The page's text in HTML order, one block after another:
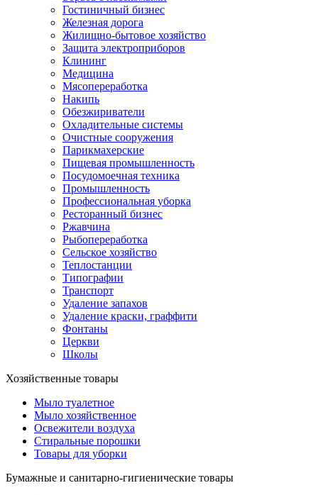
Гостиничный бизнес
Железная дорога
Жилищно-бытовое хозяйство
Защита электроприборов
Клининг
Медицина
Мясопереработка
Накипь
Обезжириватели
Охладительные системы
Очистные сооружения
Парикмахерские
Пищевая промышленность
Посудомоечная техника
Промышленность
Профессиональная уборка
Ресторанный бизнес
Ржавчина
Рыбопереработка
Сельское хозяйство
Теплостанции
Типографии
Транспорт
Удаление запахов
Удаление краски, граффити
Фонтаны
Церкви
Школы
Хозяйственные товары
Мыло туалетное
Мыло хозяйственное
Освежители воздуха
Стиральные порошки
Товары для уборки
Бумажные и санитарно-гигиенические товары